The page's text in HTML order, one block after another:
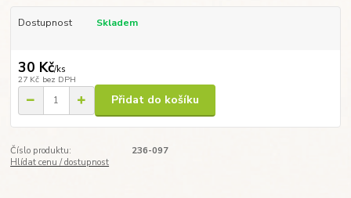
Dostupnost Skladem
30 Kč/ks
27 Kč bez DPH
Přidat do košíku
Číslo produktu:
236-097
Hlídat cenu / dostupnost